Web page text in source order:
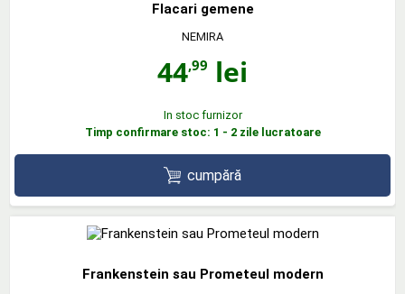
Flacari gemene
NEMIRA
44,99 lei
In stoc furnizor
Timp confirmare stoc: 1 - 2 zile lucratoare
cumpără
Frankenstein sau Prometeul modern